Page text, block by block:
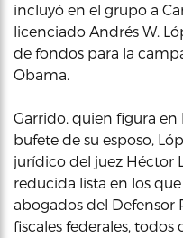
incluyó en el grupo a
licenciado Andrés W.
de fondos para la
Obama.
Garrido, quien figura
bufete de su esposo,
jurídico del juez Héctor
reducida lista en los
abogados del Defensor
fiscales federales,